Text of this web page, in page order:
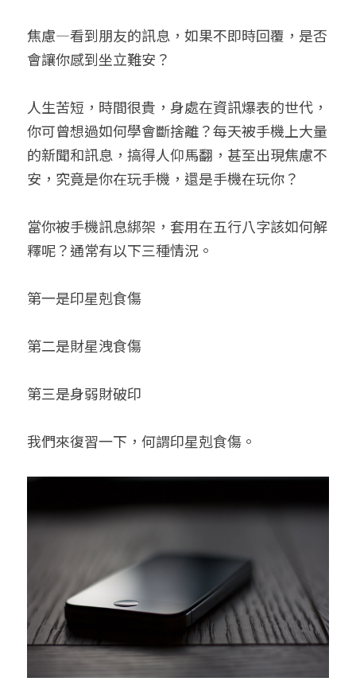
焦慮—看到朋友的訊息，如果不即時回覆，是否
會讓你感到坐立難安？
人生苦短，時間很貴，身處在資訊爆表的世代，
你可曾想過如何學會斷捨離？每天被手機上大量
的新聞和訊息，搞得人仰馬翻，甚至出現焦慮不
安，究竟是你在玩手機，還是手機在玩你？
當你被手機訊息綁架，套用在五行八字該如何解
釋呢？通常有以下三種情況。
第一是印星剋食傷
第二是財星洩食傷
第三是身弱財破印
我們來復習一下，何謂印星剋食傷。